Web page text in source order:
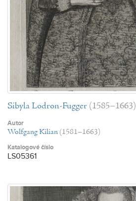
Sibyla Lodron-Fugger (1585–1663)
Autor
Wolfgang Kilian (1581–1663)
Katalogové číslo
LS05361